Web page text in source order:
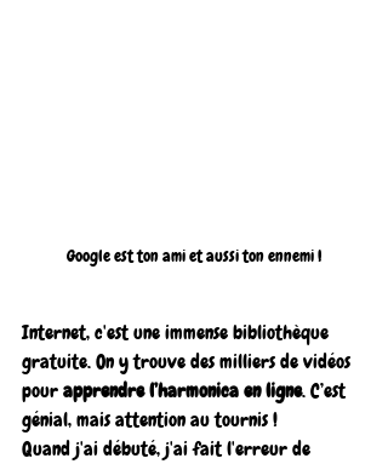
Google est ton ami et aussi ton ennemi !
Internet, c'est une immense bibliothèque
gratuite. On y trouve des milliers de vidéos
pour apprendre l’harmonica en ligne. C’est
génial, mais attention au tournis !
Quand j'ai débuté, j'ai fait l'erreur de